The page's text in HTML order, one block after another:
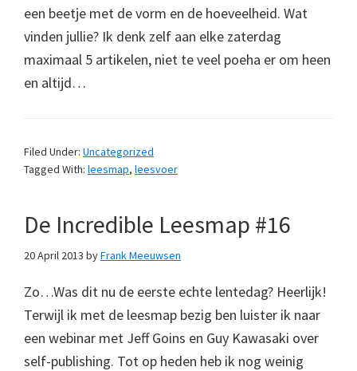
een beetje met de vorm en de hoeveelheid. Wat
vinden jullie? Ik denk zelf aan elke zaterdag
maximaal 5 artikelen, niet te veel poeha er om heen
en altijd…
Filed Under: Uncategorized
Tagged With: leesmap, leesvoer
De Incredible Leesmap #16
20 April 2013 byFrank Meeuwsen
Zo…Was dit nu de eerste echte lentedag? Heerlijk!
Terwijl ik met de leesmap bezig ben luister ik naar
een webinar met Jeff Goins en Guy Kawasaki over
self-publishing. Tot op heden heb ik nog weinig